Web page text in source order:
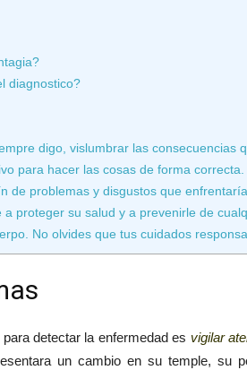
diagnostico?
digo, vislumbrar las consecuencias
para hacer las cosas de forma
de problemas y disgustos que
a proteger su salud y a prevenirle de
No olvides que tus cuidados
detectar la enfermedad es vigilar
un cambio en su temple, su